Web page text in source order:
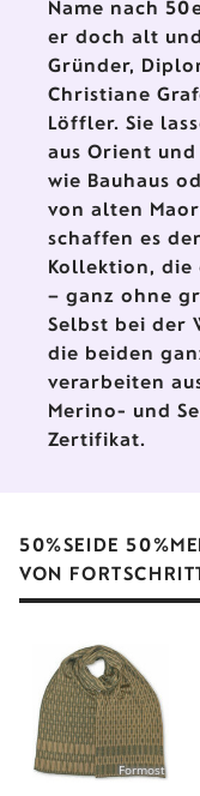
Name nach
er doch alt
Gründer,
Christiane
Löffler. Sie
aus Orient
wie Bauhaus
von alten
schaffen es
Kollektion, die
– ganz ohne
Selbst bei der
die beiden
verarbeiten
Merino- und
Zertifikat.
50%SEIDE
VON
Formost